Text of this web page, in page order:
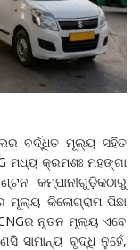
ବର୍ଦ୍ଧିତ ମୂଲ୍ୟ ସହିତ
ମଧ୍ୟ କ୍ରମଶଃ ମହଙ୍ଗା
କମ୍ପାନୀଗୁଡ଼ିକଠାରୁ
ମୂଲ୍ୟ କିଲୋଗ୍ରାମ ପିଛା
CNGର ନୂତନ ମୂଲ୍ୟ ଏବେ
ସାମାନ୍ୟ ବୃଦ୍ଧି ନୁହେଁ,